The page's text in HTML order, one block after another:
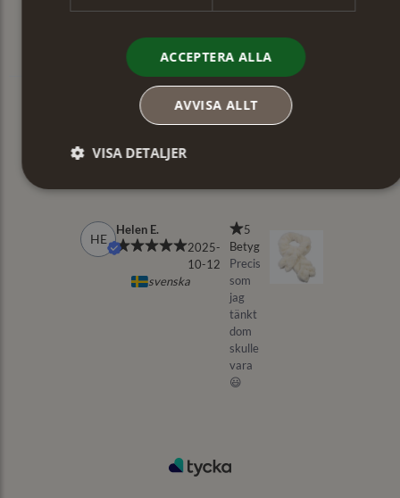
ACCEPTERA ALLA
AVVISA ALLT
VISA DETALJER